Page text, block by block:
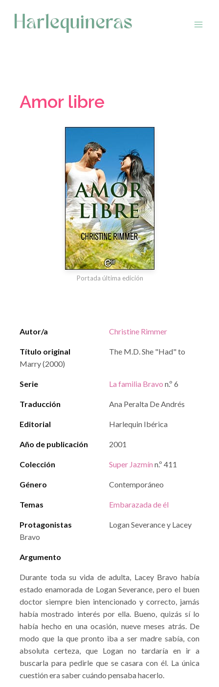
contenido
Amor libre
Autor/a Christine Rimmer
Título original
The M.D. She "Had" to
Marry (2000)
Serie La familia Bravo n.º 6
Traducción Ana Peralta De Andrés
Editorial Harlequin Ibérica
Año de publicación 2001
Colección Super Jazmín n.º 411
Género Contemporáneo
Temas Embarazada de él
Protagonistas
Logan Severance y Lacey
Bravo
Argumento
Durante toda su vida de adulta, Lacey Bravo había
estado enamorada de Logan Severance, pero el buen
doctor siempre bien intencionado y correcto, jamás
había mostrado interés por ella. Bueno, quizás sí lo
había hecho en una ocasión, nueve meses atrás. De
modo que la que pronto iba a ser madre sabía, con
absoluta certeza, que Logan no tardaría en ir a
buscarla para pedirle que se casara con él. La única
cuestión era saber cuándo pensaba hacerlo.
Portada última edición